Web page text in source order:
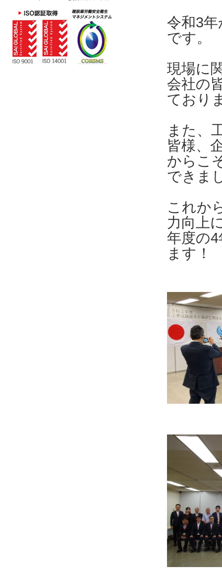
令和3
です。
現場に
会社の
ており
また、
皆様、
からこ
できま
これか
力向上
年度の
ます！